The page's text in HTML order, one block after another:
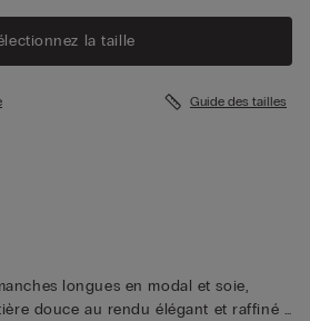
la taille
Guide des tailles
longues en modal et soie,
douce au rendu élégant et raffiné ;